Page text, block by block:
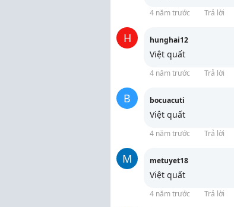
4 năm trước Trả lời
H hunghai12
Việt quất
4 năm trước Trả lời
B bocuacuti
Việt quất
4 năm trước Trả lời
M metuyet18
Việt quất
4 năm trước Trả lời